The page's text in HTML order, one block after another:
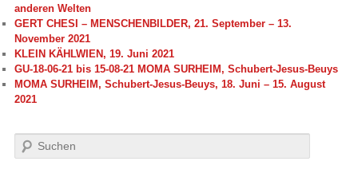
anderen Welten
GERT CHESI – MENSCHENBILDER, 21. September – 13.
November 2021
KLEIN KÄHLWIEN, 19. Juni 2021
GU-18-06-21 bis 15-08-21 MOMA SURHEIM, Schubert-Jesus-Beuys
MOMA SURHEIM, Schubert-Jesus-Beuys, 18. Juni – 15. August
2021
u